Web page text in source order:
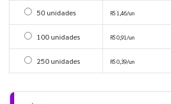
Selecionar 50 unidades
50 unidades R$ 1,46/un
Selecionar 100 unidades
100 unidades R$ 0,91/un
Selecionar 250 unidades
250 unidades R$ 0,39/un